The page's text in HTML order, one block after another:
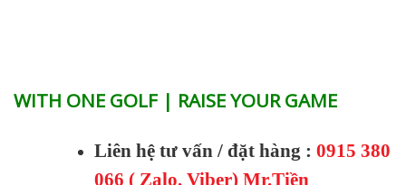
WITH ONE GOLF | RAISE YOUR GAME
Liên hệ tư vấn / đặt hàng : 0915 380
066 ( Zalo, Viber) Mr.Tiền